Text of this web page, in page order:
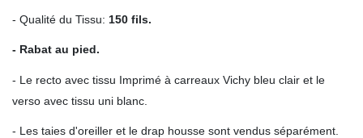
- Qualité du Tissu: 150 fils.
- Rabat au pied.
- Le recto avec tissu Imprimé à carreaux Vichy bleu clair et le
verso avec tissu uni blanc.
- Les taies d'oreiller et le drap housse sont vendus séparément.